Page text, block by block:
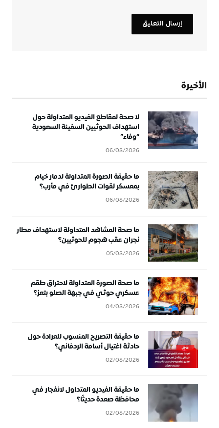
الأخيرة
لا صحة لمقاطع الفيديو المتداولة حول
استهداف الحوثيين السفينة السعودية
“وفاء”
06/08/2026
ما حقيقة الصورة المتداولة لدمار خيام
بمعسكر لقوات الطوارئ في مأرب؟
06/08/2026
ما صحة المشاهد المتداولة لاستهداف مطار
نجران عقب هجوم للحوثيين؟
05/08/2026
ما صحة الصورة المتداولة لاحتراق طقم
عسكري حوثي في جبهة الصلو بتعز؟
04/08/2026
ما حقيقة التصريح المنسوب للعرادة حول
حادثة اغتيال أسامة الردفاني؟
02/08/2026
ما حقيقة الفيديو المتداول لانفجار في
محافظة صعدة حديثًا؟
02/08/2026